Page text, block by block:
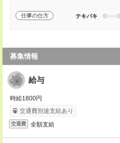
仕事の仕方 テキパキ
募集情報
給与
時給1800円
交通費別途支給あり
交通費 全額支給